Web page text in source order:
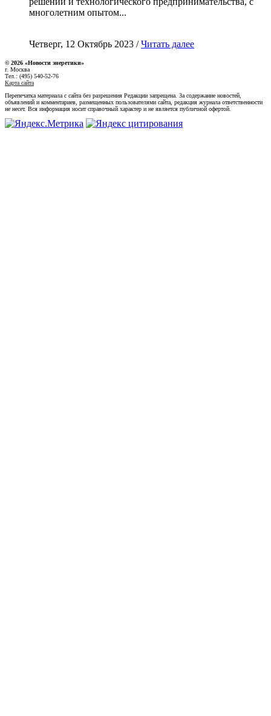
многолетним опытом...
Четверг, 12 Октябрь 2023 /Читать далее
© 2026 «Новости энеретики»
г. Москва
Тел.: (495) 540-52-76
Карта сайта
Перепечатка материала с сайта без разрешения Редакции запрещена. За содержание новостей,
объявлений и комментариев, размещенных пользователями сайта, редакция журнала ответственности
не несет. Вся информация носит справочный характер и не является публичной офертой.